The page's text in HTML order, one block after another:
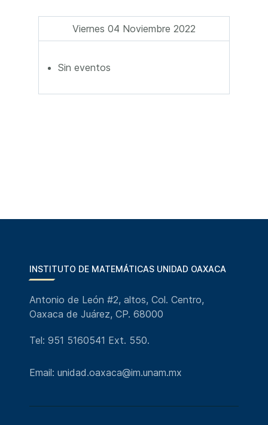
Viernes 04 Noviembre 2022
Sin eventos
INSTITUTO DE MATEMÁTICAS UNIDAD OAXACA
Antonio de León #2, altos, Col. Centro,
Oaxaca de Juárez, CP. 68000
Tel: 951 5160541 Ext. 550.
Email: unidad.oaxaca@im.unam.mx